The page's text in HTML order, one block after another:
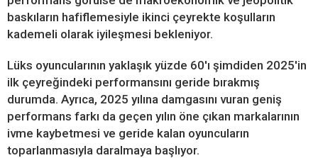
baskıların hafiflemesiyle ikinci çeyrekte koşulların
kademeli olarak iyileşmesi bekleniyor.
Lüks oyuncularının yaklaşık yüzde 60'ı şimdiden 2025'in
ilk çeyreğindeki performansını geride bırakmış
durumda. Ayrıca, 2025 yılına damgasını vuran geniş
performans farkı da geçen yılın öne çıkan markalarının
ivme kaybetmesi ve geride kalan oyuncuların
toparlanmasıyla daralmaya başlıyor.